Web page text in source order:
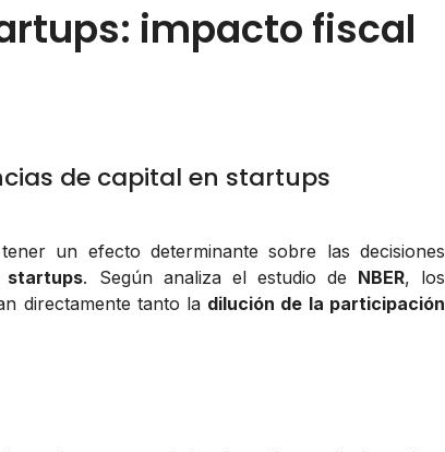
impacto fiscal
de capital en startups
un efecto determinante sobre las decisiones
startups. Según analiza el estudio de NBER, los
directamente tanto la dilución de la participación